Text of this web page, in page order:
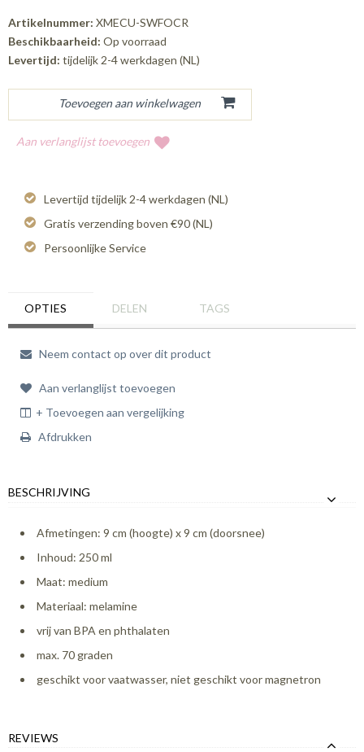
Artikelnummer: XMECU-SWFOCR
Beschikbaarheid: Op voorraad
Levertijd: tijdelijk 2-4 werkdagen (NL)
Aan verlanglijst toevoegen
Levertijd tijdelijk 2-4 werkdagen (NL)
Gratis verzending boven €90 (NL)
Persoonlijke Service
OPTIES DELEN TAGS
Neem contact op over dit product
Aan verlanglijst toevoegen
+ Toevoegen aan vergelijking
Afdrukken
BESCHRIJVING
Afmetingen: 9 cm (hoogte) x 9 cm (doorsnee)
Inhoud: 250 ml
Maat: medium
Materiaal: melamine
vrij van BPA en phthalaten
max. 70 graden
geschikt voor vaatwasser, niet geschikt voor magnetron
REVIEWS